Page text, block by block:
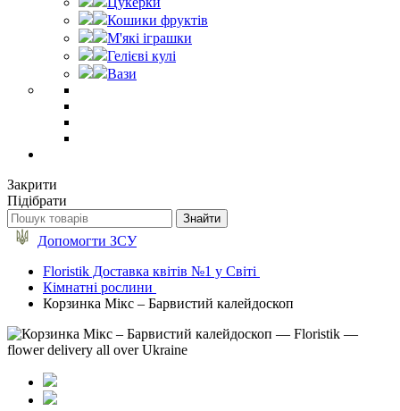
Кошики фруктів
М'які іграшки
Гелієві кулі
Вази
Закрити
Підібрати
Допомогти ЗСУ
Floristik Доставка квітів №1 у Світі
Кімнатні рослини
Корзинка Мікс – Барвистий калейдоскоп